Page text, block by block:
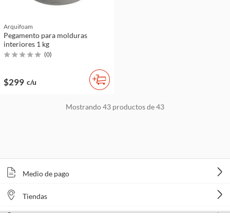
Arquifoam
Pegamento para molduras
interiores 1 kg
(0)
$299 c/u
Mostrando43 productos de43
Medio de pago
Tiendas